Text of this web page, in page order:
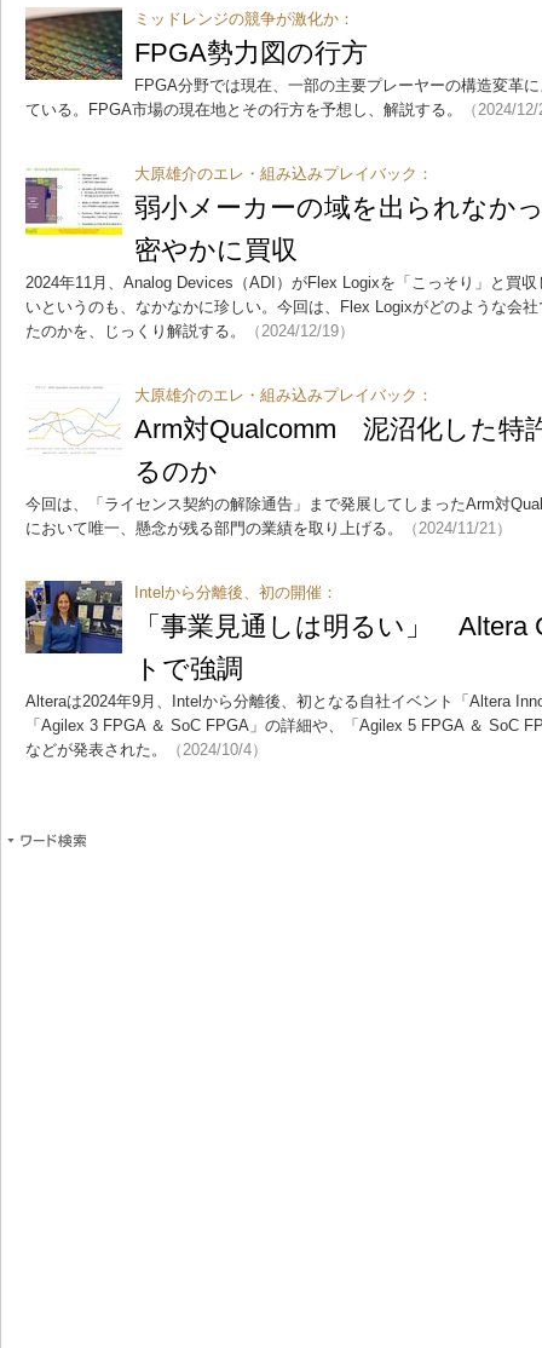
ミッドレンジの競争が激化か：
FPGA勢力図の行方
FPGA分野では現在、一部の主要プレーヤーの構造変革
ている。FPGA市場の現在地とその行方を予想し、解説する。
（2024/
大原雄介のエレ・組み込みプレイバック：
弱小メーカーの域を出られなか
密やかに買収
2024年11月、Analog Devices（ADI）がFlex Logixを「こっそり」と買
いというのも、なかなかに珍しい。今回は、Flex Logixがどのような会
たのかを、じっくり解説する。
（2024/12/19）
大原雄介のエレ・組み込みプレイバック：
Arm対Qualcomm 泥沼化した特
るのか
今回は、「ライセンス契約の解除通告」まで発展してしまったArm対
において唯一、懸念が残る部門の業績を取り上げる。
（2024/11/21）
Intelから分離後、初の開催：
「事業見通しは明るい」 Altera
トで強調
Alteraは2024年9月、Intelから分離後、初となる自社イベント「Altera
「Agilex 3 FPGA ＆ SoC FPGA」の詳細や、「Agilex 5 FPGA ＆ SoC
などが発表された。
（2024/10/4）